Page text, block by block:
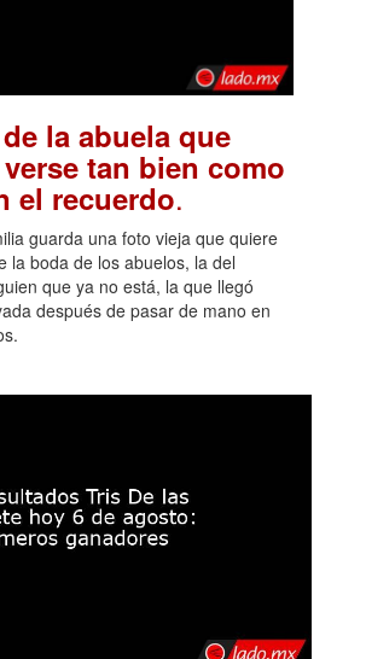
la abuela que
tan bien como
el recuerdo.
guarda una foto vieja que quiere
la boda de los abuelos, la del
que ya no está, la que llegó
después de pasar de mano en